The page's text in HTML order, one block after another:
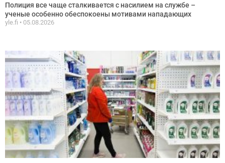
Полиция все чаще сталкивается с насилием на службе –
ученые особенно обеспокоены мотивами нападающих
yle.fi 05.08.2026